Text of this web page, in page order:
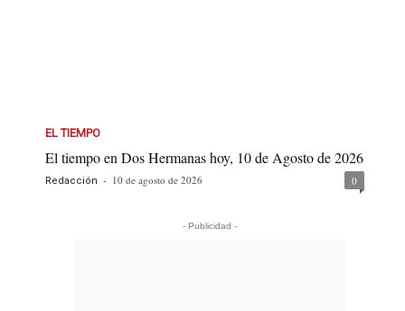
EL TIEMPO
El tiempo en Dos Hermanas hoy, 10 de Agosto de 2026
Redacción - 10 de agosto de 2026 0
- Publicidad -